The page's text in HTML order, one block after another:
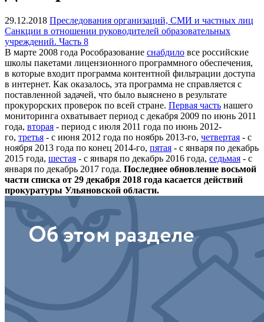
29.12.2018 Преследования организаций, СМИ и частных лиц
Санкции в отношении руководителей образовательных
учреждений. Часть 8
В марте 2008 года Рособразование снабдило все российские
школы пакетами лицензионного программного обеспечения,
в которые входит программа контентной фильтрации доступа
в интернет. Как оказалось, эта программа не справляется с
поставленной задачей, что было выяснено в результате
прокурорских проверок по всей стране. Первая часть нашего
мониторинга охватывает период с декабря 2009 по июнь 2011
года, вторая - период с июля 2011 года по июнь 2012-
го, третья - с июня 2012 года по ноябрь 2013-го, четвертая - с
ноября 2013 года по конец 2014-го, пятая - с января по декабрь
2015 года, шестая - с января по декабрь 2016 года, седьмая - с
января по декабрь 2017 года. Последнее обновление восьмой
части списка от 29 декабря 2018 года касается действий
прокуратуры Ульяновской области.